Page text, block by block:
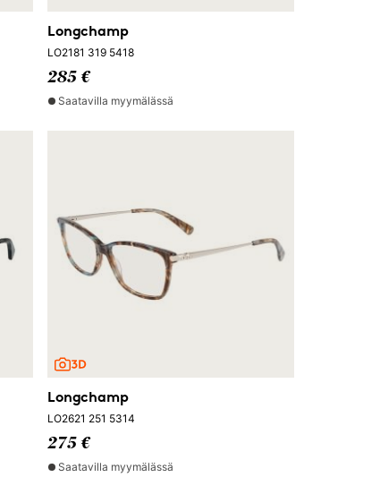
Longchamp
LO2181 319 5418
285 €
Saatavilla myymälässä
Longchamp
LO2621 251 5314
275 €
Saatavilla myymälässä